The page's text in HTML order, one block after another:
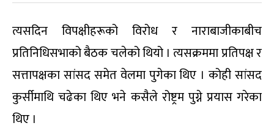
त्यसदिन विपक्षीहरूको विरोध र नाराबाजीकाबीच
प्रतिनिधिसभाको बैठक चलेको थियो । त्यसक्रममा प्रतिपक्ष र
सत्तापक्षका सांसद समेत वेलमा पुगेका थिए । कोही सांसद
कुर्सीमाथि चढेका थिए भने कसैले रोष्ट्रम पुग्ने प्रयास गरेका
थिए ।